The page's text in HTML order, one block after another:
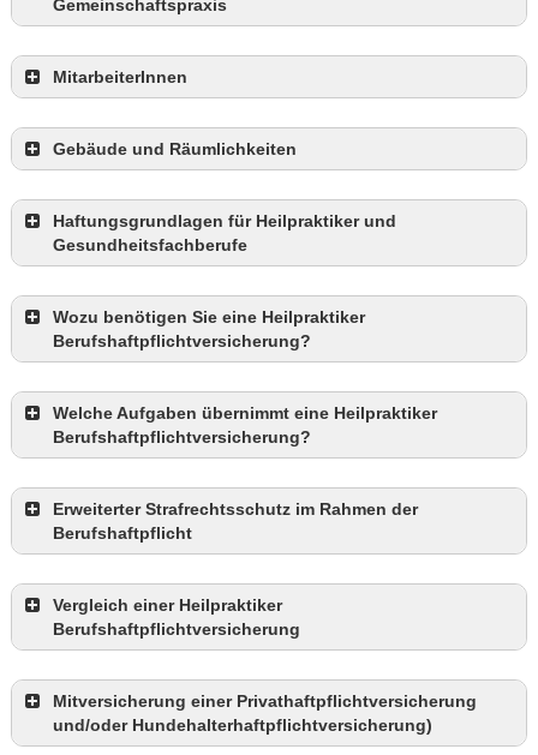
hier
Gemeinschaftspraxis
Praxisgemeinschaften Gemeinschaftspraxen
MitarbeiterInnen
Gebäude und Räumlichkeiten
Haftungsgrundlagen für Heilpraktiker und
Gesundheitsfachberufe
Wozu benötigen Sie eine Heilpraktiker
Berufshaftpflichtversicherung?
Welche Aufgaben übernimmt eine Heilpraktiker
Berufshaftpflichtversicherung?
Erweiterter Strafrechtsschutz im Rahmen der
Berufshaftpflicht
erweiterten
Strafrechtsschutzversicherung
Vergleich einer Heilpraktiker
Berufshaftpflichtversicherung
Mitversicherung einer Privathaftpflichtversicherung
und/oder Hundehalterhaftpflichtversicherung)